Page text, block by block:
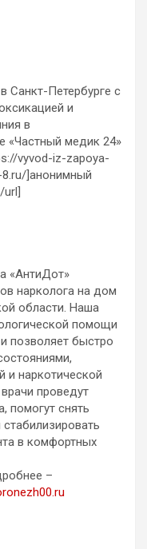
Санкт-Петербурге с
и
в
«Частный медик 24»
vyvod-iz-zapoya-
]анонимный
«АнтиДот»
нарколога на дом
области. Наша
помощи
позволяет быстро
и наркотической
проведут
помогут снять
в комфортных
–